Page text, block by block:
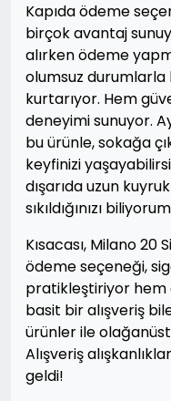
Kapıda ödeme
birçok avantaj
alırken ödeme
olumsuz durumlarla
kurtarıyor. Hem
deneyimi sunuyor.
bu ürünle, sokağa
keyfinizi
dışarıda uzun
sıkıldığınızı
Kısacası, Milano 20
ödeme seçeneği,
pratikleştiriyor hem
basit bir alışveriş
ürünler ile
Alışveriş
geldi!